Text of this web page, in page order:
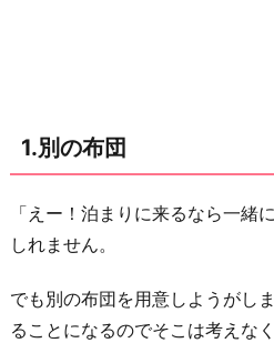
5.
彼
の
痕
跡
1.別の布団
「えー！泊まりに来るなら一緒
しれません。
でも別の布団を用意しようがし
ることになるのでそこは考えな